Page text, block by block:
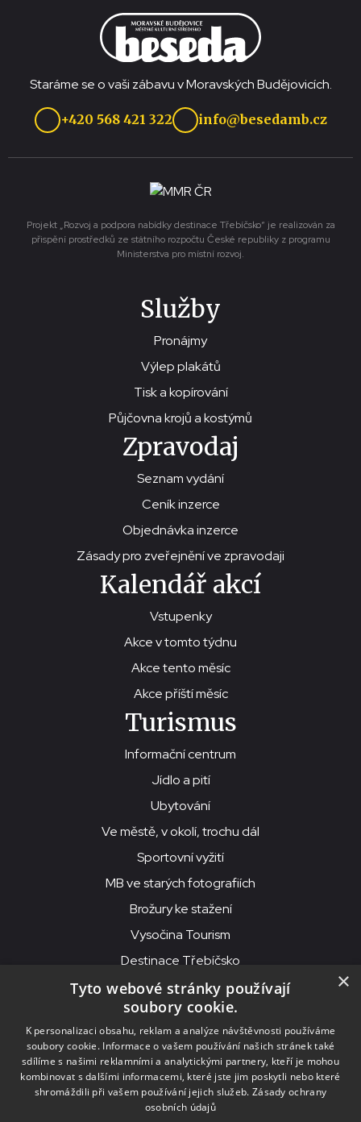
Staráme se o vaši zábavu v Moravských Budějovicích.
+420 568 421 322 info@besedamb.cz
Projekt „Rozvoj a podpora nabídky destinace Třebíčsko“ je realizován za
přispění prostředků ze státního rozpočtu České republiky z programu
Ministerstva pro místní rozvoj.
Služby
Pronájmy
Výlep plakátů
Tisk a kopírování
Půjčovna krojů a kostýmů
Zpravodaj
Seznam vydání
Ceník inzerce
Objednávka inzerce
Zásady pro zveřejnění ve zpravodaji
Kalendář akcí
Vstupenky
Akce v tomto týdnu
Akce tento měsíc
Akce příští měsíc
Turismus
Informační centrum
Jídlo a pití
Ubytování
Ve městě, v okolí, trochu dál
Sportovní vyžití
MB ve starých fotografiích
Brožury ke stažení
Vysočina Tourism
Destinace Třebíčsko
© 2026MKS Beseda Mor. Budějovice
MKS Beseda, příspěvková organizace, Purcnerova 62, 676 02
Moravské Budějovice
IČO: 00091758, DIČ: CZ00091758, ID datové schránky: chjn2kd
×
Tyto webové stránky používají
soubory cookie.
K personalizaci obsahu, reklam a analýze návštěvnosti používáme
soubory cookie. Informace o vašem používání našich stránek také
sdílíme s našimi reklamními a analytickými partnery, kteří je mohou
kombinovat s dalšími informacemi, které jste jim poskytli nebo které
shromáždili při vašem používání jejich služeb. Zásady ochrany
osobních údajů